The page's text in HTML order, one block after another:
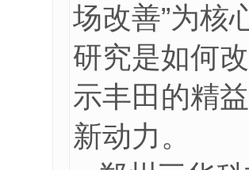
场改善”为核
研究是如何
示丰田的精
新动力。